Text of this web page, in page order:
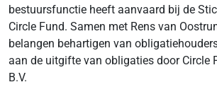
bestuursfunctie heeft aanvaard bij de
Circle Fund. Samen met Rens van
belangen behartigen van
aan de uitgifte van obligaties door Circle
B.V.